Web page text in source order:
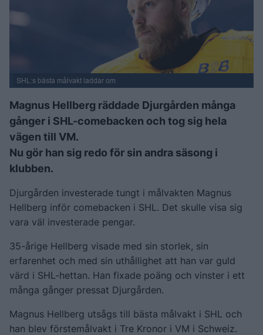
SHL:s bästa målvakt laddar om
Magnus Hellberg räddade Djurgården många
gånger i SHL-comebacken och tog sig hela
vägen till VM.
Nu gör han sig redo för sin andra säsong i
klubben.
Djurgården investerade tungt i målvakten Magnus
Hellberg inför comebacken i SHL. Det skulle visa sig
vara väl investerade pengar.
35-årige Hellberg visade med sin storlek, sin
erfarenhet och med sin uthållighet att han var guld
värd i SHL-hettan. Han fixade poäng och vinster i ett
många gånger pressat Djurgården.
Magnus Hellberg utsågs till bästa målvakt i SHL och
han blev förstemålvakt i Tre Kronor i VM i Schweiz.